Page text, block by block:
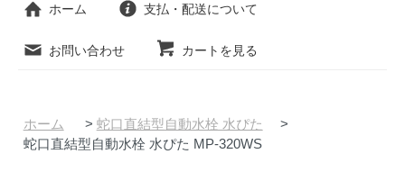
ホーム 支払・配送について
お問い合わせ カートを見る
ホーム > 蛇口直結型自動水栓 水ぴた
>
蛇口直結型自動水栓 水ぴた MP-320WS